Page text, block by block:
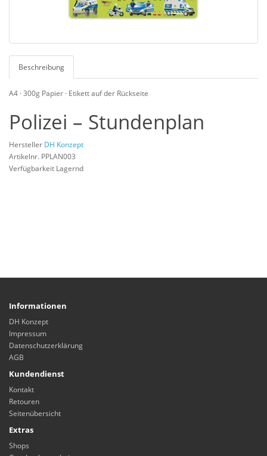
Beschreibung
A4 · 300g Papier · Etikett auf der Rückseite
Polizei – Stundenplan
Hersteller DH Konzept
Artikelnr. PPLAN003
Verfügbarkeit Lagernd
Informationen
DH Konzept
Impressum
Datenschutzerklärung
AGB
Kundendienst
Kontakt
Retouren
Seitenübersicht
Extras
Shops